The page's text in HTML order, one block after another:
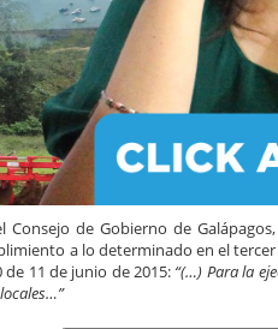
Consejo de Gobierno de
a lo determinado en el
de 11 de junio de 2015: “(…) Para la